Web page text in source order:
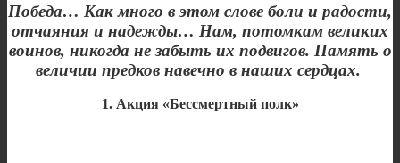
Победа… Как много в этом слове боли и радости,
отчаяния и надежды… Нам, потомкам великих
воинов, никогда не забыть их подвигов. Память о
величии предков навечно в наших сердцах.
1. Акция «Бессмертный полк»